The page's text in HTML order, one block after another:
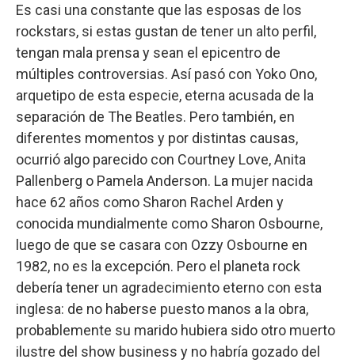
Es casi una constante que las esposas de los
rockstars, si estas gustan de tener un alto perfil,
tengan mala prensa y sean el epicentro de
múltiples controversias. Así pasó con Yoko Ono,
arquetipo de esta especie, eterna acusada de la
separación de The Beatles. Pero también, en
diferentes momentos y por distintas causas,
ocurrió algo parecido con Courtney Love, Anita
Pallenberg o Pamela Anderson. La mujer nacida
hace 62 años como Sharon Rachel Arden y
conocida mundialmente como Sharon Osbourne,
luego de que se casara con Ozzy Osbourne en
1982, no es la excepción. Pero el planeta rock
debería tener un agradecimiento eterno con esta
inglesa: de no haberse puesto manos a la obra,
probablemente su marido hubiera sido otro muerto
ilustre del show business y no habría gozado del